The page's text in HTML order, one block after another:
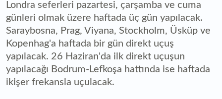
Londra seferleri pazartesi, çarşamba ve cuma
günleri olmak üzere haftada üç gün yapılacak.
Saraybosna, Prag, Viyana, Stockholm, Üsküp ve
Kopenhag'a haftada bir gün direkt uçuş
yapılacak. 26 Haziran'da ilk direkt uçuşun
yapılacağı Bodrum-Lefkoşa hattında ise haftada
ikişer frekansla uçulacak.